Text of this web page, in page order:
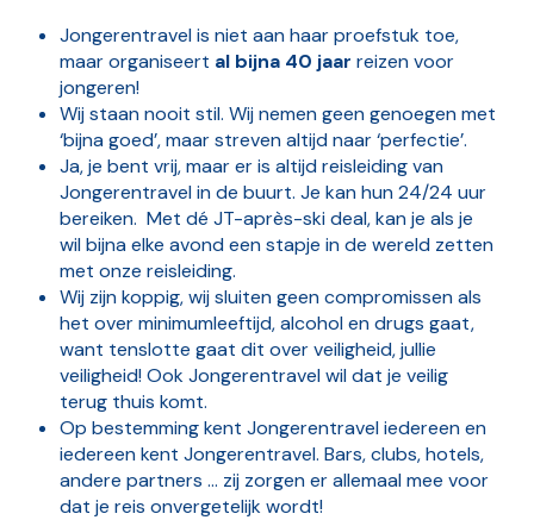
Jongerentravel is niet aan haar proefstuk toe,
maar organiseert al bijna 40 jaar reizen voor
jongeren!
Wij staan nooit stil. Wij nemen geen genoegen met
‘bijna goed’, maar streven altijd naar ‘perfectie’.
Ja, je bent vrij, maar er is altijd reisleiding van
Jongerentravel in de buurt. Je kan hun 24/24 uur
bereiken. Met dé JT-après-ski deal, kan je als je
wil bijna elke avond een stapje in de wereld zetten
met onze reisleiding.
Wij zijn koppig, wij sluiten geen compromissen als
het over minimumleeftijd, alcohol en drugs gaat,
want tenslotte gaat dit over veiligheid, jullie
veiligheid! Ook Jongerentravel wil dat je veilig
terug thuis komt.
Op bestemming kent Jongerentravel iedereen en
iedereen kent Jongerentravel. Bars, clubs, hotels,
andere partners … zij zorgen er allemaal mee voor
dat je reis onvergetelijk wordt!